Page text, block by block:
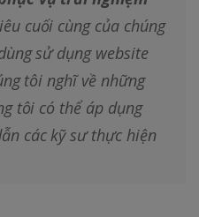
cuối cùng của chúng
sử dụng website
tôi nghĩ về những
tôi có thể áp dụng
các kỹ sư thực hiện